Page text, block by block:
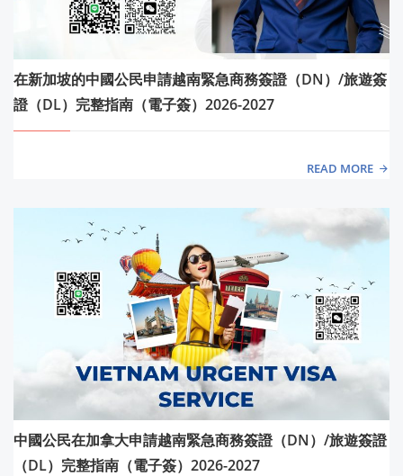
在新加坡的中國公民申請越南緊急商務簽證（DN）/旅遊簽
證（DL）完整指南（電子簽）2026-2027
READ MORE
中國公民在加拿大申請越南緊急商務簽證（DN）/旅遊簽證
（DL）完整指南（電子簽）2026-2027